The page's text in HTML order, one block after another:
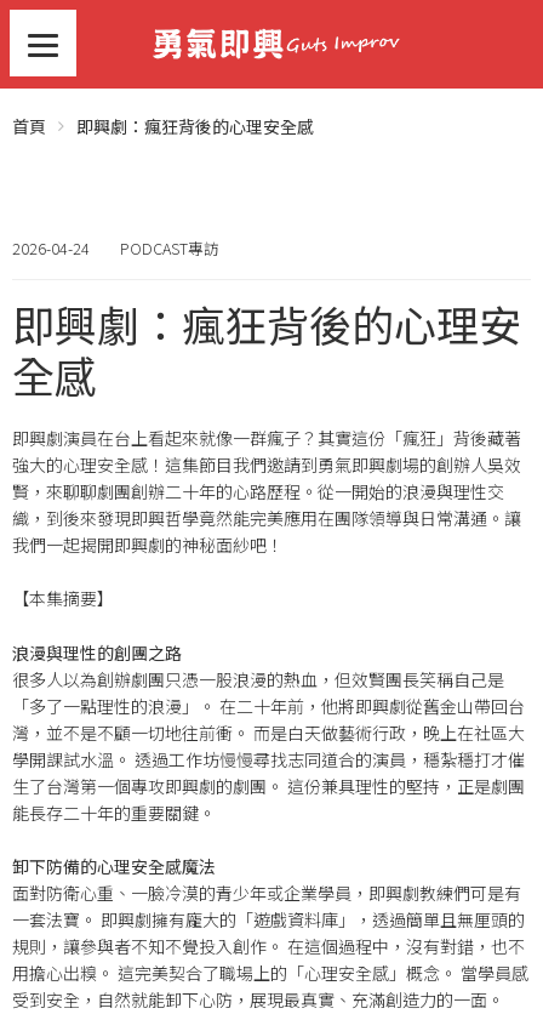
首頁 即興劇：瘋狂背後的心理安全感
2026-04-24 PODCAST專訪
即興劇：瘋狂背後的心理安
全感
即興劇演員在台上看起來就像一群瘋子？其實這份「瘋狂」背後藏著
強大的心理安全感 ！這集節目我們邀請到勇氣即興劇場的創辦人吳效
賢，來聊聊劇團創辦二十年的心路歷程 。從一開始的浪漫與理性交
織，到後來發現即興哲學竟然能完美應用在團隊領導與日常溝通 。讓
我們一起揭開即興劇的神秘面紗吧！
【本集摘要】
浪漫與理性的創團之路
很多人以為創辦劇團只憑一股浪漫的熱血，但效賢團長笑稱自己是
「多了一點理性的浪漫」
。 在二十年前，他將即興劇從舊金山帶回台
灣，並不是不顧一切地往前衝 。 而是白天做藝術行政，晚上在社區大
學開課試水溫 。 透過工作坊慢慢尋找志同道合的演員，穩紮穩打才催
生了台灣第一個專攻即興劇的劇團 。 這份兼具理性的堅持，正是劇團
能長存二十年的重要關鍵 。
卸下防備的心理安全感魔法
面對防衛心重、一臉冷漠的青少年或企業學員，即興劇教練們可是有
一套法寶 。 即興劇擁有龐大的「遊戲資料庫」，透過簡單且無厘頭的
規則，讓參與者不知不覺投入創作 。 在這個過程中，沒有對錯，也不
用擔心出糗 。 這完美契合了職場上的「心理安全感」概念 。 當學員感
受到安全，自然就能卸下心防，展現最真實、充滿創造力的一面 。